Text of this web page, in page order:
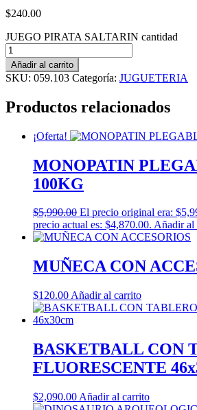
$240.00
JUEGO PIRATA SALTARIN cantidad
Añadir al carrito
SKU: 059.103 Categoría: JUGUETERIA
Productos relacionados
¡Oferta!
MONOPATIN
100KG
$5,990.00 El precio original era:
precio actual es: $4,870.00. Añadir al
MUÑECA CON
$120.00 Añadir al carrito
BASKETBALL CON
FLUORESCENTE
$2,090.00 Añadir al carrito